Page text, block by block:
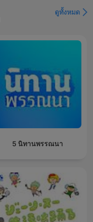
ดูทั้งหมด
5 นิทานพรรณนา